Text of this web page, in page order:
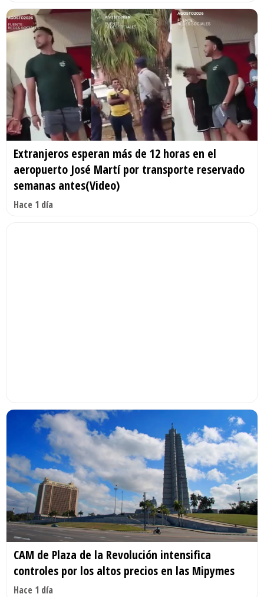
Extranjeros esperan más de 12 horas en el
aeropuerto José Martí por transporte reservado
semanas antes(Video)
Hace 1 día
CAM de Plaza de la Revolución intensifica
controles por los altos precios en las Mipymes
Hace 1 día